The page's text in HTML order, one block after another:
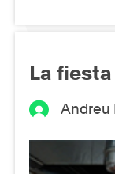
La
Andreu